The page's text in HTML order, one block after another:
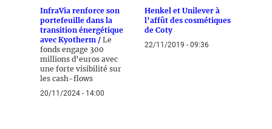
InfraVia renforce son
portefeuille dans la
transition énergétique
avec Kyotherm / Le
fonds engage 300
millions d’euros avec
une forte visibilité sur
les cash-flows
20/11/2024 - 14:00
Henkel et Unilever à
l’affût des cosmétiques
de Coty
22/11/2019 - 09:36